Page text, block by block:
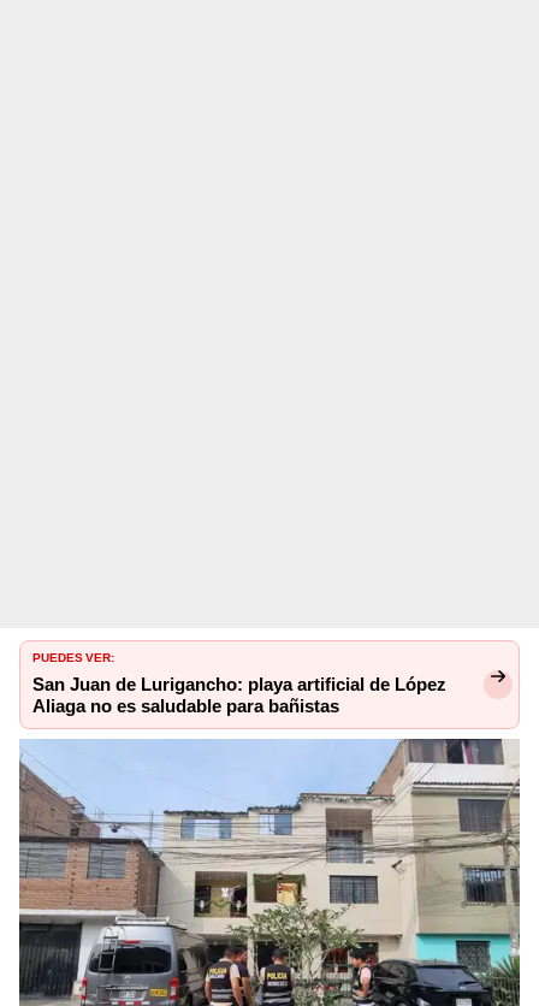
PUEDES VER:
San Juan de Lurigancho: playa artificial de López
Aliaga no es saludable para bañistas